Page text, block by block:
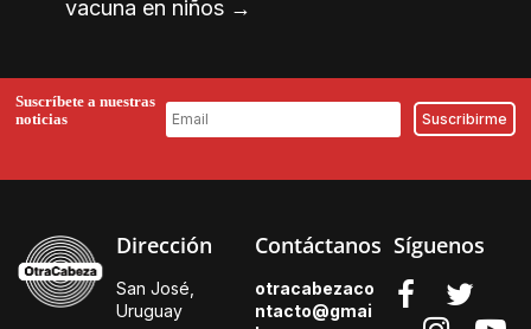
vacuna en niños →
Suscríbete a nuestras
noticias
Dirección
San José,
Uruguay
Contáctanos
otracabezaco
ntacto@gmai
Síguenos